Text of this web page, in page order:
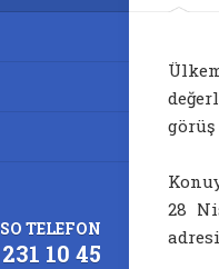
TELEFON
10 45
28